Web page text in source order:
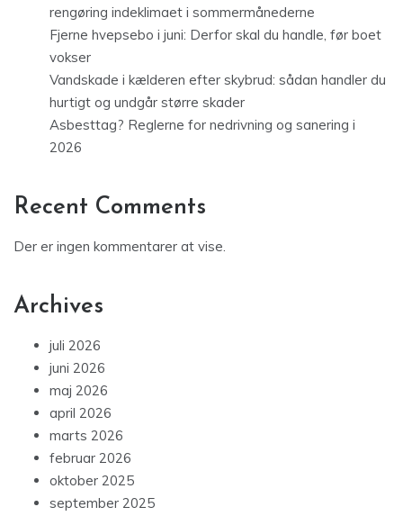
rengøring indeklimaet i sommermånederne
Fjerne hvepsebo i juni: Derfor skal du handle, før boet
vokser
Vandskade i kælderen efter skybrud: sådan handler du
hurtigt og undgår større skader
Asbesttag? Reglerne for nedrivning og sanering i
2026
Recent Comments
Der er ingen kommentarer at vise.
Archives
juli 2026
juni 2026
maj 2026
april 2026
marts 2026
februar 2026
oktober 2025
september 2025